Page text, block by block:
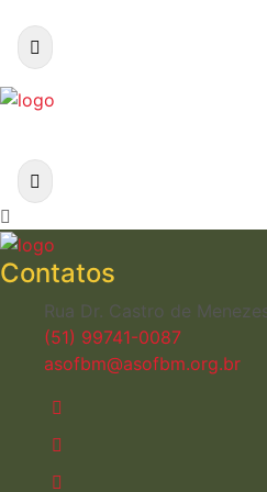
Contatos
Rua Dr. Castro de
(51) 99741-0087
asofbm@asofbm.org.br